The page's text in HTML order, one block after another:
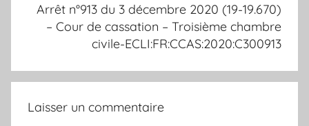
Arrêt n°913 du 3 décembre 2020 (19-19.670)
– Cour de cassation – Troisième chambre
civile-ECLI:FR:CCAS:2020:C300913
Laisser un commentaire